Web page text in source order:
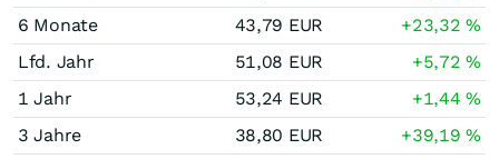
6 Monate
43,79 EUR +23,32%
Lfd. Jahr
51,08 EUR +5,72%
1 Jahr
53,24 EUR +1,44%
3 Jahre
38,80 EUR +39,19%